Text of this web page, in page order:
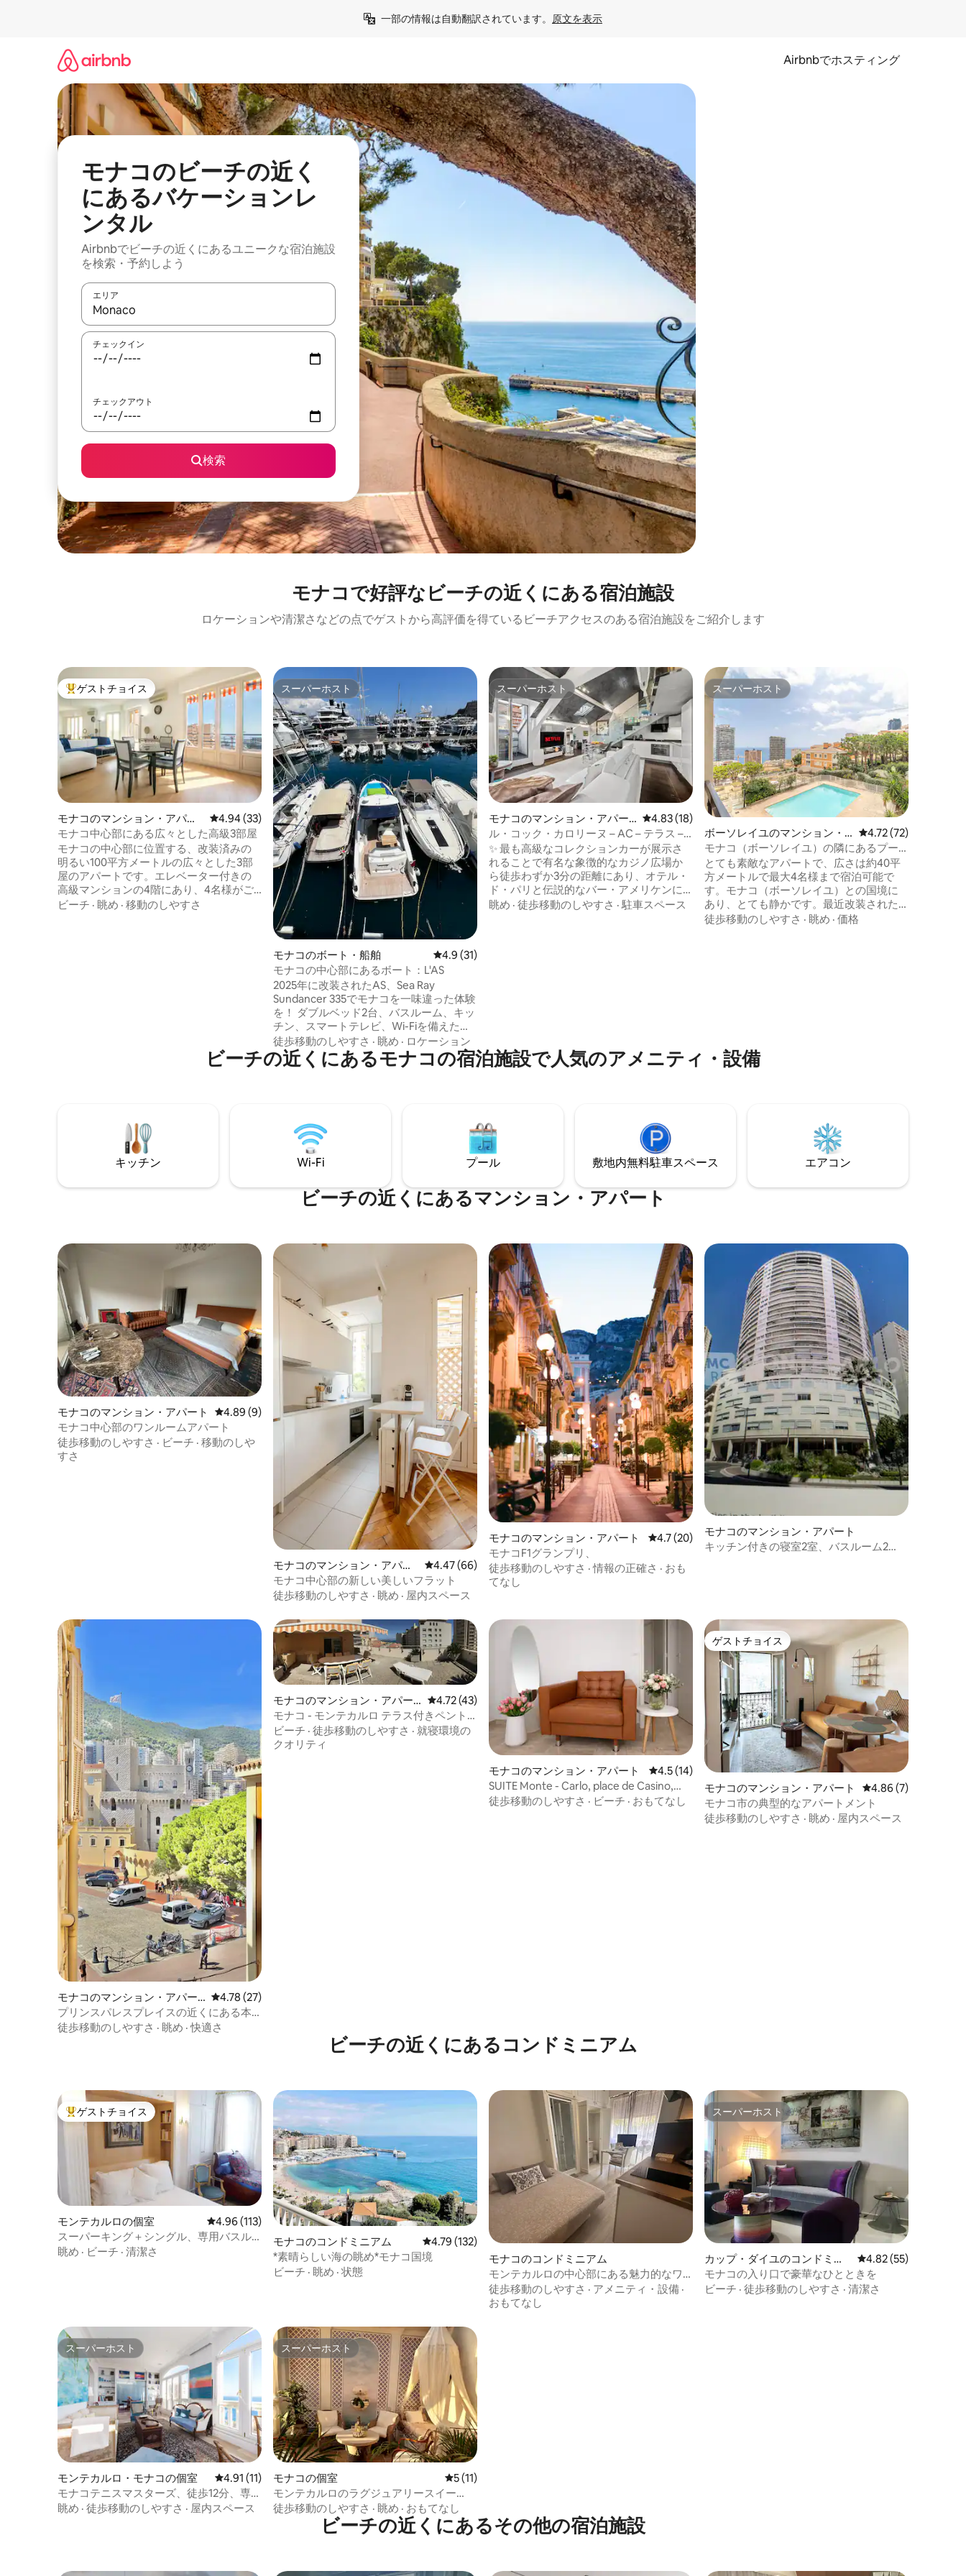
一部の情報は自動翻訳されています。 原文を表示
Airbnbでホスティング
モナコのビーチの近く
にあるバケーションレ
ンタル
Airbnbでビーチの近くにあるユニークな宿泊施設
を検索・予約しよう
エリア
検索結果が表示されたら、上下の矢印キーを使って移動するか、画面をタッチまたはスワイプして検索結果を確認することができます。
チェックイン
チェックアウト
検索
モナコで好評なビーチの近くにある宿泊施設
ロケーションや清潔さなどの点でゲストから高評価を得ているビーチアクセスのある宿泊施設をご紹介します
大好評のゲストチョイスです。
ゲストチョイス
モナコのマンション・アパー
ト
レビュー33件、5つ星中4.94つ星の平均評価
4.94 (33)
モナコ中心部にある広々とした高級3部屋
モナコの中心部に位置する、改装済みの
明るい100平方メートルの広々とした3部
屋のアパートです。エレベーター付きの
高級マンションの4階にあり、4名様がご
宿泊いただけます。海の眺めが楽しめる
ビーチ · 眺め · 移動のしやすさ
スーパーホスト
スーパーホスト
モナコのボート・船舶 レビュー31件、5つ星中4.9つ星の平均評価
4.9 (31)
モナコの中心部にあるボート：L'AS
2025年に改装されたAS、Sea Ray
Sundancer 335でモナコを一味違った体験
を！ ダブルベッド2台、バスルーム、キッ
チン、スマートテレビ、Wi-Fiを備えた
11mのミニヨット。モナコの中心部に停泊
し、モナコ公国王宮とカジノの眺めを楽
しめます。F1サーキットの隣にあります。
め、地中海でのロマンチックな休暇を過
ごすために、L'ASは皆様に素晴らしい滞在
をお約束します。
徒歩移動のしやすさ · 眺め · ロケーション
スーパーホスト
スーパーホスト
モナコのマンション・アパー
ト
レビュー18件、5つ星中4.83つ星の平均評価
4.83 (18)
ル・コック・カロリーヌ – AC – テラス –
モナコの国境
✨ 最も高級なコレクションカーが展示さ
れることで有名な象徴的なカジノ広場か
ら徒歩わずか3分の距離にあり、オテル・
ド・パリと伝説的なバー・アメリケンに
囲まれた、明るく美しく改装されたアパ
眺め · 徒歩移動のしやすさ ·駐車スペース
スーパーホスト
スーパーホスト
ボーソレイユのマンション・
アパート
レビュー72件、5つ
4.72 (72)
モナコ（ボーソレイユ）の隣にあるプー
ル付きのフラット
とても素敵なアパートで、広さは約40平
方メートルで最大4名様まで宿泊可能で
す。モナコ（ボーソレイユ）との国境に
あり、とても静かです。最近改装された
ばかりで、エアコン、テラスからのプー
徒歩移動のしやすさ · 眺め · 価格
ビーチの近くにあるモナコの宿泊施設で人気のアメニティ・設備
キッチン Wi-Fi プール 敷地内無料駐⁠車ス⁠ペ⁠ー⁠ス エアコン
ビーチの近くにあるマンション・アパート
モナコのマンション・アパート レビュー9件、5つ星中4.89つ星の平均評価
4.89 (9)
モナコ中心部のワンルームアパート
徒歩移動のしやすさ · ビーチ · 移動のしや
すさ
モナコのマンション・アパー
ト
レビュー66件、5つ星中4.47つ星の平均評価
4.47 (66)
モナコ中心部の新しい美しいフラット
徒歩移動のしやすさ · 眺め · 屋内スペース
モナコのマンション・アパート レビュー20件、5つ星中4.7つ星の平均評価
4.7 (20)
モナコF1グランプリ、
徒歩移動のしやすさ ·情報の正確さ · おも
てなし
モナコのマンション・アパート
キッチン付きの寝室2室、バスルーム2
モナコのマンション・アパー
ト
レビュー27件、5つ星中4.78つ星の平均評価
4.78 (27)
プリンスパレスプレイスの近くにある本
格的な旧市街の中心部
徒歩移動のしやすさ · 眺め ·快適さ
モナコのマンション・アパー
ト
レビュー43件、5つ星中4.72つ星の平均評価
4.72 (43)
モナコ - モンテカルロ テラス付きペント
ハウス
ビーチ · 徒歩移動のしやすさ · 就寝環境の
クオリティ
モナコのマンション・アパート
レビュー14件、5つ星中4.5つ星の平均評価
4.5 (14)
SUITE Monte - Carlo, place de Casino,
design
徒歩移動のしやすさ · ビーチ · おもてなし
ゲストチョイス
ゲストチョイス
モナコのマンション・アパート レビュー7件、5つ星
4.86 (7)
モナコ市の典型的なアパートメント
徒歩移動のしやすさ · 眺め · 屋内スペース
ビーチの近くにあるコンドミニアム
大好評のゲストチョイスです。
ゲストチョイス
モンテカルロの個室 レビュー113件、5つ星中4.96つ星の平均評価
4.96 (113)
スーパーキング＋シングル、専用バスル
ーム付き、モナコ中心部
眺め · ビーチ · 清潔さ
モナコのコンドミニアム レビュー132件、5つ星中4.79つ星の平均評価
4.79 (132)
*素晴らしい海の眺め*モナコ国境
ビーチ · 眺め · 状態
モナコのコンドミニアム
モンテカルロの中心部にある魅力的なワ
ンルーム
徒歩移動のしやすさ · アメニティ・設備 ·
おもてなし
スーパーホスト
スーパーホスト
カップ・ダイユのコンドミニ
アム
レビュー55件、5つ
4.82 (55)
モナコの入り口で豪華なひとときを
ビーチ · 徒歩移動のしやすさ · 清潔さ
スーパーホスト
スーパーホスト
モンテカルロ・モナコの個室 レビュー11件、5つ星中4.91つ星の平均評価
4.91 (11)
モナコテニスマスターズ、徒歩12分、専用
バスルーム
眺め · 徒歩移動のしやすさ · 屋内スペース
スーパーホスト
スーパーホスト
モナコの個室 レビュー11件、5つ星中5つ星の平均評価
5 (11)
モンテカルロのラグジュアリースイー
ト、グリマルディフォーラムまで2分
徒歩移動のしやすさ · 眺め · おもてなし
ビーチの近くにあるその他の宿泊施設